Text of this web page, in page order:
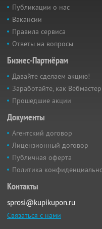
Публикации о нас
Вакансии
Правила сервиса
Ответы на вопросы
Бизнес-Партнёрам
Давайте сделаем акцию!
Заработайте, как Вебмастер
Прошедшие акции
Документы
Агентский договор
Лицензионный договор
Публичная оферта
Политика
Контакты
sprosi@kupikupon.ru
Связаться с нами